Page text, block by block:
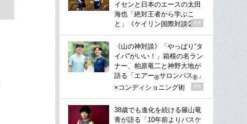
イセンと日本のエースの太田
海也「絶対王者から学ぶこ
と」《ケイリン国際対談②》
PR
《山の神対談》「やっぱり“タ
イパ”がいい！」箱根の名ラン
ナー、柏原竜二と神野大地が
語る「エアー®サロンパス® 」
×コンディショニング術
PR
38歳でも進化を続ける篠山竜
青が語る「10年前よりバスケ